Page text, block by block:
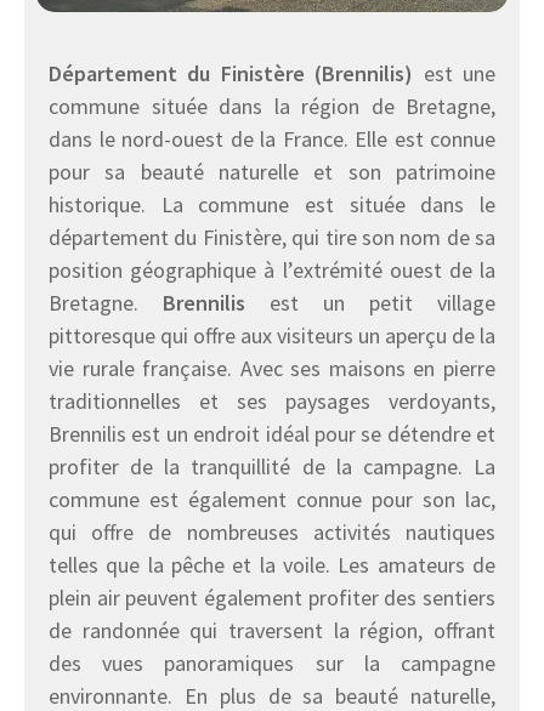
Département du Finistère (Brennilis) est une
commune située dans la région de Bretagne,
dans le nord-ouest de la France. Elle est connue
pour sa beauté naturelle et son patrimoine
historique. La commune est située dans le
département du Finistère, qui tire son nom de sa
position géographique à l’extrémité ouest de la
Bretagne. Brennilis est un petit village
pittoresque qui offre aux visiteurs un aperçu de la
vie rurale française. Avec ses maisons en pierre
traditionnelles et ses paysages verdoyants,
Brennilis est un endroit idéal pour se détendre et
profiter de la tranquillité de la campagne. La
commune est également connue pour son lac,
qui offre de nombreuses activités nautiques
telles que la pêche et la voile. Les amateurs de
plein air peuvent également profiter des sentiers
de randonnée qui traversent la région, offrant
des vues panoramiques sur la campagne
environnante. En plus de sa beauté naturelle,